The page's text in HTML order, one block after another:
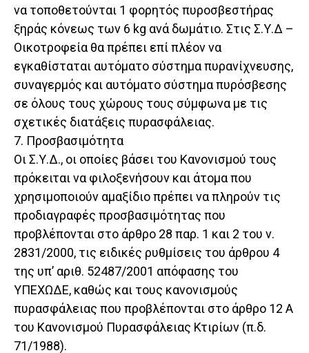
να τοποθετούνται 1 φορητός πυροσβεστήρας
ξηράς κόνεως των 6 kg ανά δωμάτιο. Στις Σ.Υ.Δ –
Οικοτροφεία θα πρέπει επί πλέον να
εγκαθίσταται αυτόματο σύστημα πυρανίχνευσης,
συναγερμός και αυτόματο σύστημα πυρόσβεσης
σε όλους τους χώρους τους σύμφωνα με τις
σχετικές διατάξεις πυρασφάλειας.
7. Προσβασιμότητα
Οι Σ.Υ.Δ., οι οποίες βάσει του Κανονισμού τους
πρόκειται να φιλοξενήσουν και άτομα που
χρησιμοποιούν αμαξίδιο πρέπει να πληρούν τις
προδιαγραφές προσβασιμότητας που
προβλέπονται στο άρθρο 28 παρ. 1 και 2 του ν.
2831/2000, τις ειδικές ρυθμίσεις του άρθρου 4
της υπ’ αριθ. 52487/2001 απόφασης του
ΥΠΕΧΩΔΕ, καθώς και τους κανονισμούς
πυρασφάλειας που προβλέπονται στο άρθρο 12 Α
του Κανονισμού Πυρασφάλειας Κτιρίων (π.δ.
71/1988).